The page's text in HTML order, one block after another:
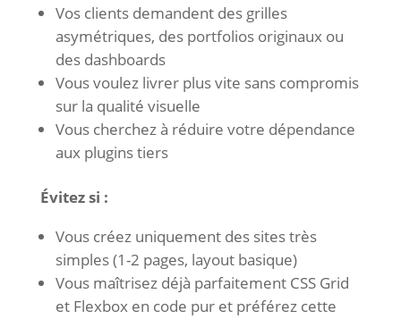
Vos clients demandent des grilles
asymétriques, des portfolios originaux ou
des dashboards
Vous voulez livrer plus vite sans compromis
sur la qualité visuelle
Vous cherchez à réduire votre dépendance
aux plugins tiers
Évitez si :
Vous créez uniquement des sites très
simples (1-2 pages, layout basique)
Vous maîtrisez déjà parfaitement CSS Grid
et Flexbox en code pur et préférez cette